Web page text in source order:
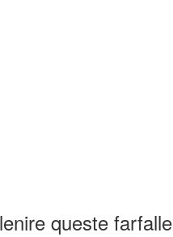
queste farfalle